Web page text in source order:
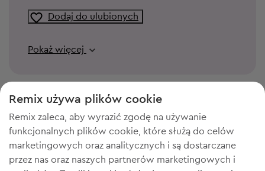
Dodaj do ulubionych
Pokaż więcej
Remix używa plików cookie
Remix zaleca, aby wyrazić zgodę na używanie
funkcjonalnych plików cookie, które służą do celów
marketingowych oraz analitycznych i są dostarczane
przez nas oraz naszych partnerów marketingowych i